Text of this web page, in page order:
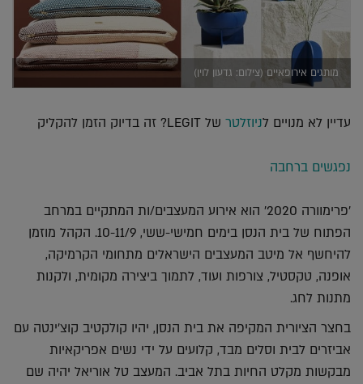
מותגים אירופאיים (צילום: גדעון לוין)
עדיין לא מנויים לניוזלטר של LEGIT? זה בדיוק הזמן להקליק
נפגשים ברחבה
'פרימוורה 2020' הוא אירוע המעצבים/ות המתקיים במרחב
הפתוח של בית הנסן בימים חמישי-ששי, 10-11/9. הקהל מוזמן
להיחשף אל מיטב המעצבים הישראלים מתחומי הקרמיקה,
אופנה, טקסטיל, צורפות ועוד, לתמוך ביצירה מקומית, ולקנות
מתנות לחג.
בחצר הציורית המקיפה את בית הנסן, יהיו קולקטיב קוצ'ינטה עם
אביזרים לבית וסלים מבד, קלועים על ידי נשים אפריקאיות
מבקשות מקלט החיות בתל אביב. המעצב טל אוריאל יהיה שם